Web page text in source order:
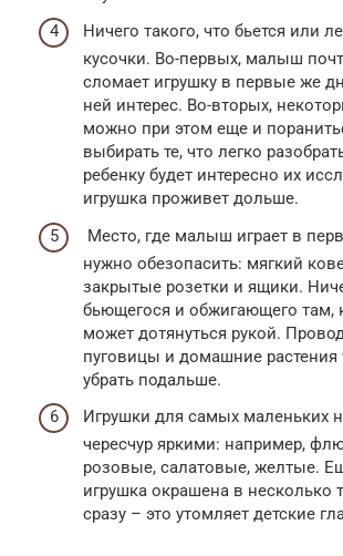
Ничего такого, что бьется или
кусочки. Во-первых, малыш
сломает игрушку в первые же
ней интерес. Во-вторых,
можно при этом еще и
выбирать те, что легко
ребенку будет интересно их
игрушка проживет дольше.
Место, где малыш играет в
нужно обезопасить: мягкий
закрытые розетки и ящики.
бьющегося и обжигающего там,
может дотянуться рукой.
пуговицы и домашние
убрать подальше.
Игрушки для самых маленьких
чересчур яркими: например,
розовые, салатовые, желтые.
игрушка окрашена в несколько
сразу – это утомляет детские